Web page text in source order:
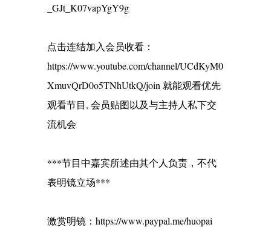
_GJt_K07vapYgY9g
点击连结加入会员收看：
https://www.youtube.com/channel/UCdKyM0
XmuvQrD0o5TNhUtkQ/join 就能观看优先
观看节目, 会员贴图以及与主持人私下交
流机会
***节目中嘉宾所述由其个人负责，不代
表明镜立场***
激赏明镜：https://www.paypal.me/huopai